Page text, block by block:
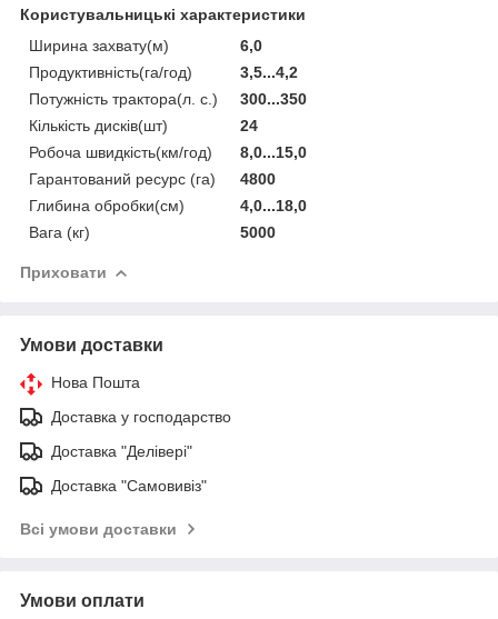
Користувальницькі характеристики
Ширина захвату(м)
6,0
Продуктивність(га/год)
3,5...4,2
Потужність трактора(л. с.)
300...350
Кількість дисків(шт)
24
Робоча швидкість(км/год)
8,0...15,0
Гарантований ресурс (га)
4800
Глибина обробки(см)
4,0...18,0
Вага (кг)
5000
Приховати
Умови доставки
Нова Пошта
Доставка у господарство
Доставка "Делівері"
Доставка "Самовивіз"
Всі умови доставки
Умови оплати